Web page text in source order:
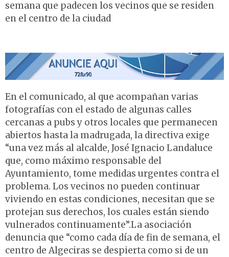
semana que padecen los vecinos que se residen
en el centro de la ciudad
En el comunicado, al que acompañan varias
fotografías con el estado de algunas calles
cercanas a pubs y otros locales que permanecen
abiertos hasta la madrugada, la directiva exige
“una vez más al alcalde, José Ignacio Landaluce
que, como máximo responsable del
Ayuntamiento, tome medidas urgentes contra el
problema. Los vecinos no pueden continuar
viviendo en estas condiciones, necesitan que se
protejan sus derechos, los cuales están siendo
vulnerados continuamente”.La asociación
denuncia que “como cada día de fin de semana, el
centro de Algeciras se despierta como si de un